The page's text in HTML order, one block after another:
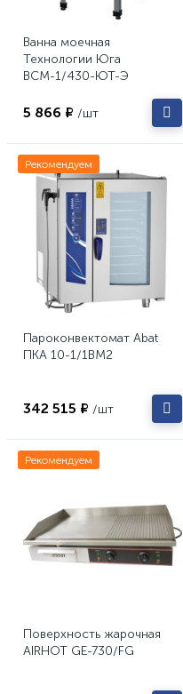
Ванна моечная
Технологии Юга
ВСМ-1/430-ЮТ-Э
5 866 ₽ /шт
Рекомендуем
Пароконвектомат Abat
ПКА 10-1/1ВМ2
342 515 ₽ /шт
Рекомендуем
Поверхность жарочная
AIRHOT GE-730/FG